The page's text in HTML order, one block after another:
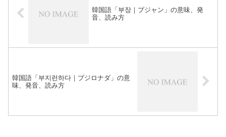
韓国語「부장｜プジャン」の意味、発
音、読み方
韓国語「부지런하다｜プジロナダ」の意
味、発音、読み方